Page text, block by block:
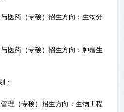
药（专硕）招生方向：生物分
药（专硕）招生方向：肿瘤生
：
（专硕）招生方向：生物工程